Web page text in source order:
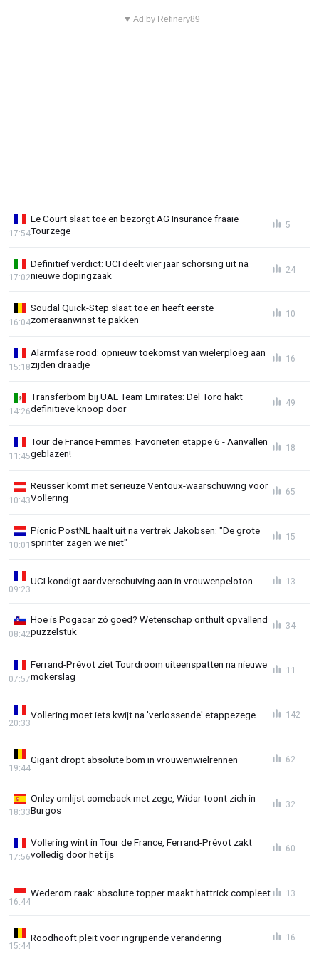
▼ Ad by Refinery89
Le Court slaat toe en bezorgt AG Insurance fraaie
Tourzege
17:54
5
Definitief verdict: UCI deelt vier jaar schorsing uit na
nieuwe dopingzaak
17:02
24
Soudal Quick-Step slaat toe en heeft eerste
zomeraanwinst te pakken
16:04
10
Alarmfase rood: opnieuw toekomst van wielerploeg aan
zijden draadje
15:18
16
Transferbom bij UAE Team Emirates: Del Toro hakt
definitieve knoop door
14:26
49
Tour de France Femmes: Favorieten etappe 6 - Aanvallen
geblazen!
11:45
18
Reusser komt met serieuze Ventoux-waarschuwing voor
Vollering
10:43
65
Picnic PostNL haalt uit na vertrek Jakobsen: "De grote
sprinter zagen we niet"
10:01
15
UCI kondigt aardverschuiving aan in vrouwenpeloton
09:23
13
Hoe is Pogacar zó goed? Wetenschap onthult opvallend
puzzelstuk
08:42
34
Ferrand-Prévot ziet Tourdroom uiteenspatten na nieuwe
mokerslag
07:57
11
Vollering moet iets kwijt na 'verlossende' etappezege
20:33
142
Gigant dropt absolute bom in vrouwenwielrennen
19:44
62
Onley omlijst comeback met zege, Widar toont zich in
Burgos
18:33
32
Vollering wint in Tour de France, Ferrand-Prévot zakt
volledig door het ijs
17:56
60
Wederom raak: absolute topper maakt hattrick compleet
16:44
13
Roodhooft pleit voor ingrijpende verandering
15:44
16